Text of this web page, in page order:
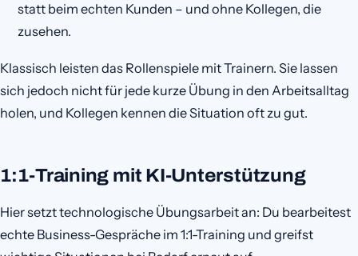
statt beim echten Kunden – und ohne Kollegen, die
zusehen.
Klassisch leisten das Rollenspiele mit Trainern. Sie lassen
sich jedoch nicht für jede kurze Übung in den Arbeitsalltag
holen, und Kollegen kennen die Situation oft zu gut.
1:1-Training mit KI-Unterstützung
Hier setzt technologische Übungsarbeit an: Du bearbeitest
echte Business-Gespräche im 1:1-Training und greifst